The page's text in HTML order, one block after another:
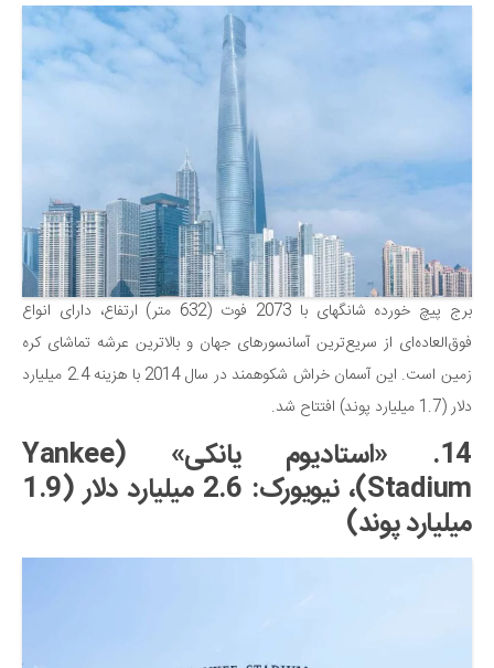
دانستنی‌ها
مسابقه
برج پیچ خورده شانگهای با 2073 فوت (632 متر) ارتفاع، دارای انواع
فوق‌العاده‌ای از سریع‌ترین آسانسورهای جهان و بالاترین عرشه تماشای کره
زمین است. این آسمان خراش شکوهمند در سال 2014 با هزینه 2.4 میلیارد
دلار (1.7 میلیارد پوند) افتتاح شد.
14. «استادیوم یانکی» (Yankee
Stadium)، نیویورک: 2.6 میلیارد دلار (1.9
میلیارد پوند)